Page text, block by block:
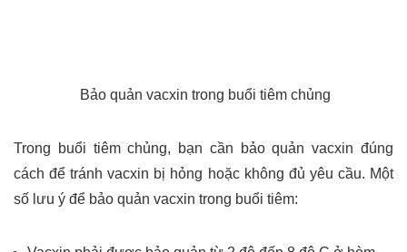
Bảo quản vacxin trong buổi tiêm chủng
Trong buổi tiêm chủng, bạn cần bảo quản vacxin đúng
cách để tránh vacxin bị hỏng hoặc không đủ yêu cầu. Một
số lưu ý để bảo quản vacxin trong buổi tiêm: